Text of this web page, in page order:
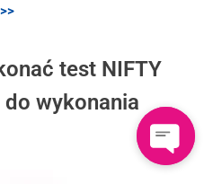
test NIFTY
wykonania